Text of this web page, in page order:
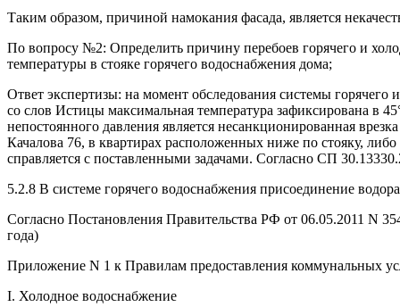
Таким образом, причиной намокания фасада, является
По вопросу №2: Определить причину перебоев горячего и
температуры в стояке горячего водоснабжения дома;
Ответ экспертизы: на момент обследования системы
со слов Истицы максимальная температура зафиксирована в
непостоянного давления является несанкционированная
Качалова 76, в квартирах расположенных ниже по стояку,
справляется с поставленными задачами. Согласно СП
5.2.8 В системе горячего водоснабжения присоединение
Согласно Постановления Правительства РФ от 06.05.2011 N
года)
Приложение N 1 к Правилам предоставления коммунальных
I. Холодное водоснабжение